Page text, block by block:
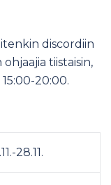
discordiin
tiistaisin,
20:00.
28.11.